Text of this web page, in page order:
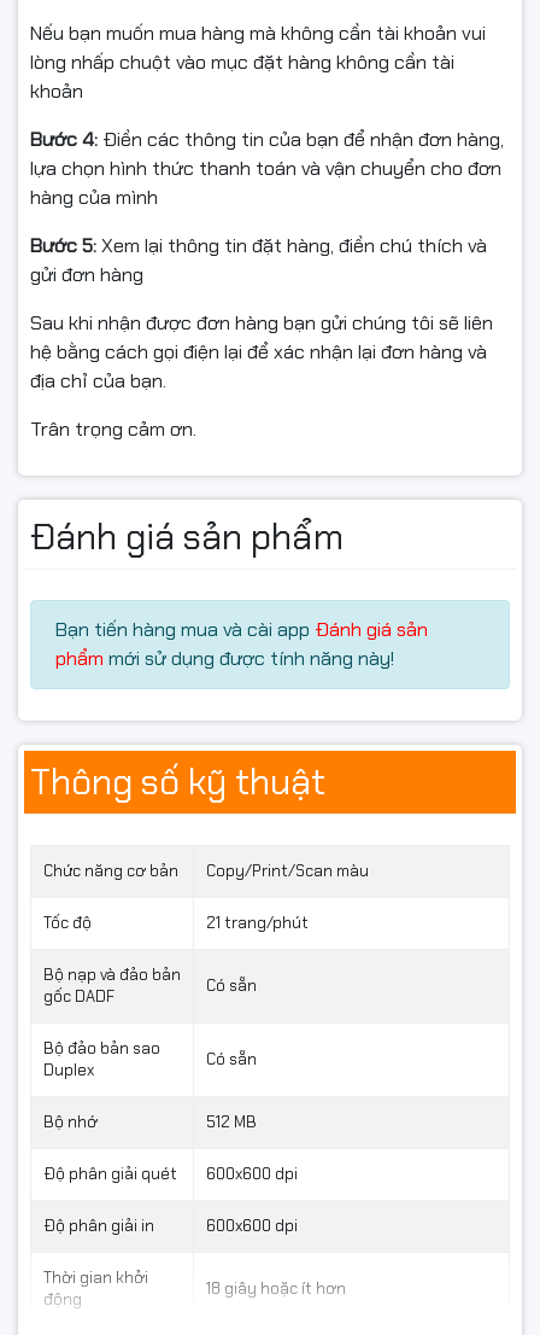
dạng yêu cầu in ấn trong văn phòng như: tài liệu, hợp
đồng, phiếu giao việc, bản vẽ...
bộ tài liệu, giúp người dùng dễ dàng phân phối và sắp
xếp tài liệu sau khi in.
3. Quét màu trực tiếp – làm
việc hiệu quả hơn
FujiFilm Apeos 2150 NDA hỗ trợquét màu trực tiếp vào
liệu số. Tính năng này giúp tiết kiệm đáng kể thời gian
xử lý văn bản và nâng cao hiệu quả công việc cho nhân
viên.
Nếu bạn muốn mua hàng mà không cần tài khoản vui
lòng nhấp chuột vào mục đặt hàng không cần tài
khoản
Bước 4: Điền các thông tin của bạn để nhận đơn hàng,
lựa chọn hình thức thanh toán và vận chuyển cho đơn
hàng của mình
Bước 5:Xem lại thông tin đặt hàng, điền chú thích và
gửi đơn hàng
Sau khi nhận được đơn hàng bạn gửi chúng tôi sẽ liên
hệ bằng cách gọi điện lại để xác nhận lại đơn hàng và
địa chỉ của bạn.
Trân trọng cảm ơn.
Đánh giá sản phẩm
Bạn tiến hàng mua và cài app Đánh giá sản
phẩm mới sử dụng được tính năng này!
Thông số kỹ thuật
Chức năng cơ bản Copy/Print/Scan màu
Tốc độ 21 trang/phút
Bộ nạp và đảo bản
gốc DADF
Có sẵn
Bộ đảo bản sao
Duplex
Có sẵn
Bộ nhớ 512 MB
Độ phân giải quét 600x600 dpi
Độ phân giải in 600x600 dpi
Thời gian khởi
động
18 giây hoặc ít hơn